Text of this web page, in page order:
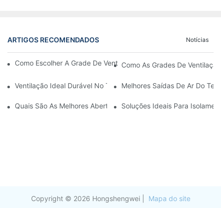
ARTIGOS RECOMENDADOS Notícias
Como Escolher A Grade De Ventilação Da Porta De Alumínio
Como As Grades De
Ventilação Ideal Durável No Teto Melhores Saídas De Ar Do
Quais São As Melhores Aberturas De Teto Para Circulação De
Soluções Ideais Para
Copyright © 2026 Hongshengwei | Mapa do site